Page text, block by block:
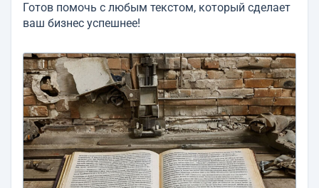
Готов помочь с любым текстом, который сделает
ваш бизнес успешнее!